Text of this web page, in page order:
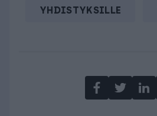
YHDISTYKSILLE